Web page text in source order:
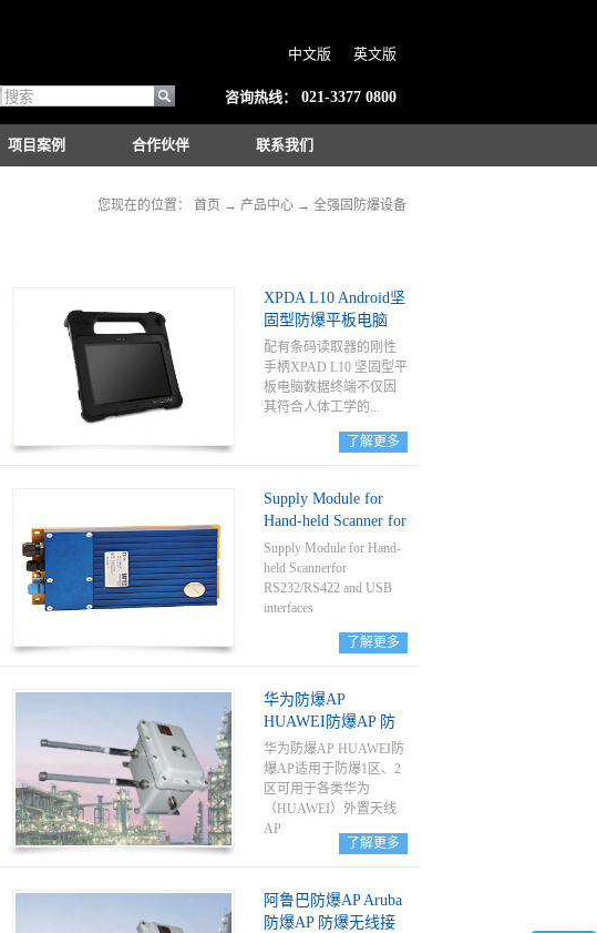
咨询热线： 021-3377 0800
中文版 英文版
项目案例 合作伙伴 联系我们
您现在的位置： 首页 → 产品中心 → 全强固防爆设备
XPDA L10 Android坚
固型防爆平板电脑
配有条码读取器的刚性
手柄XPAD L10 坚固型平
板电脑数据终端不仅因
其符合人体工学的...
实的工业级耐用性而闻
名，对于提供现场服务
和在工业领域需要长时
间步行工作的人员而
言，此数据终端更是耳
熟能详。手柄中内置条
数据输入和任务验证速
了解更多
Supply Module for
Hand-held Scanner for
ATEX Zone 1 and 21
Supply Module for Hand-
held Scannerfor
RS232/RS422 and USB
interfaces
了解更多
华为防爆AP
HUAWEI防爆AP 防
爆无线接入点
华为防爆AP HUAWEI防
爆AP适用于防爆1区、2
区可用于各类华为
（HUAWEI）外置天线
AP
了解更多
阿鲁巴防爆AP Aruba
防爆AP 防爆无线接